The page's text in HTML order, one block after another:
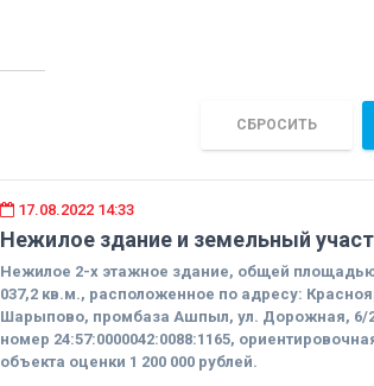
СБРОСИТЬ
17.08.2022 14:33
Нежилое здание и земельный
Нежилое 2-х этажное здание, общей площадью
037,2 кв.м., расположенное по адресу:
Шарыпово, промбаза Ашпыл, ул. Дорожная, 6/
номер 24:57:0000042:0088:1165,
объекта оценки 1 200 000 рублей.